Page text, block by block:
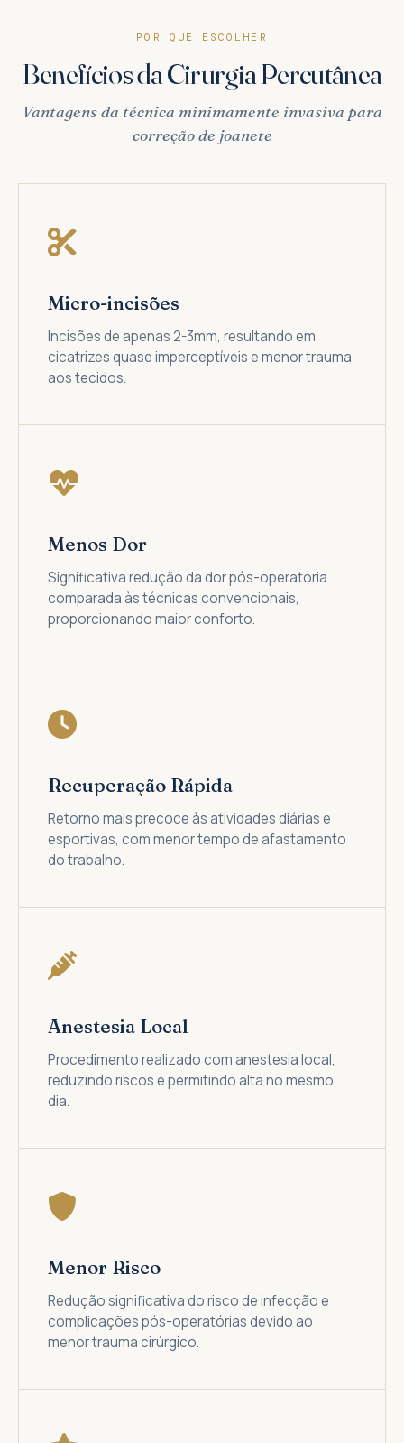
POR QUE ESCOLHER
Benefícios da Cirurgia Percutânea
Vantagens da técnica minimamente invasiva para
correção de joanete
Micro-incisões
Incisões de apenas 2-3mm, resultando em
cicatrizes quase imperceptíveis e menor trauma
aos tecidos.
Menos Dor
Significativa redução da dor pós-operatória
comparada às técnicas convencionais,
proporcionando maior conforto.
Recuperação Rápida
Retorno mais precoce às atividades diárias e
esportivas, com menor tempo de afastamento
do trabalho.
Anestesia Local
Procedimento realizado com anestesia local,
reduzindo riscos e permitindo alta no mesmo
dia.
Menor Risco
Redução significativa do risco de infecção e
complicações pós-operatórias devido ao
menor trauma cirúrgico.